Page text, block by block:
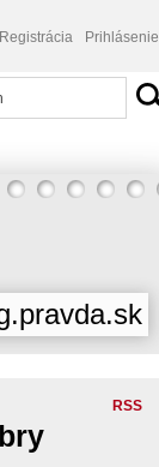
Registrácia Prihlásenie
RSS